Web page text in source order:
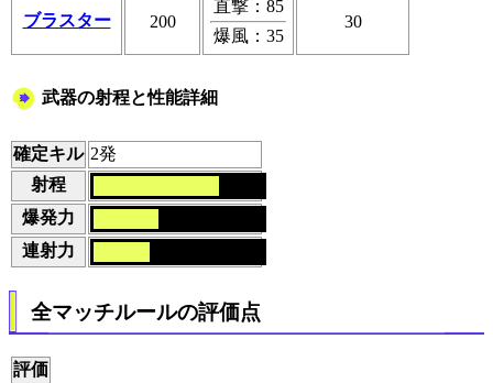
ブラスター 200
直撃：85
爆風：35
30
武器の射程と性能詳細
確定キル 2発
射程
爆発力
連射力
全マッチルールの評価点
評価